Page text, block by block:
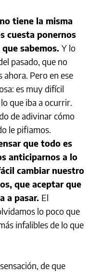
tiene la misma
cuesta ponernos
sabemos. Y lo
pasado, que no
Pero en ese
es muy difícil
que iba a ocurrir.
de adivinar cómo
le pifiamos.
que todo es
anticiparnos a lo
cambiar nuestro
que aceptar que
a pasar. El
lo poco que
infalibles de lo que
de que